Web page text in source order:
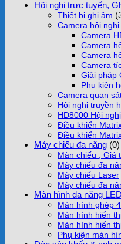
Hội nghị trực tuyến,
Thiết bị ghi âm
Camera hội nghị
Camera
Camera
Camera
Camera
Giải pháp
Phụ kiện
Camera quan
Hội nghị truyền
HD8000 Hội
Điều khiển
Điều khiển
Máy chiếu đa năng (0)
Màn chiếu ; Giá
Máy chiếu đa
Máy chiếu Laser
Máy chiếu đa
Màn hình đa năng
Màn hình ghép
Màn hình hiển
Màn hình hiển
Phụ kiện màn